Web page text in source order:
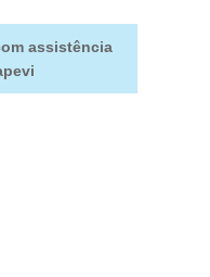
assistência